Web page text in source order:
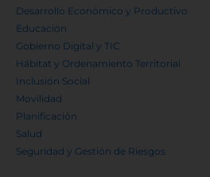
Desarrollo Económico y Productivo
Educación
Gobierno Digital y TIC
Hábitat y Ordenamiento Territorial
Inclusión Social
Movilidad
Planificación
Salud
Seguridad y Gestión de Riesgos